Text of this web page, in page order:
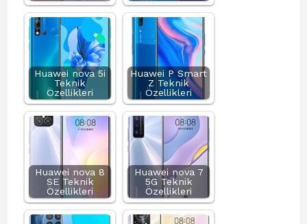
Huawei nova 5i
Teknik
Özellikleri
Huawei P Smart
Z Teknik
Özellikleri
Huawei nova 8
SE Teknik
Özellikleri
Huawei nova 7
5G Teknik
Özellikleri